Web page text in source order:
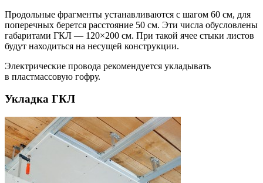
Продольные фрагменты устанавливаются с шагом 60 см, для
поперечных берется расстояние 50 см. Эти числа обусловлены
габаритами ГКЛ — 120×200 см. При такой ячее стыки листов
будут находиться на несущей конструкции.
Электрические провода рекомендуется укладывать
в пластмассовую гофру.
Укладка ГКЛ